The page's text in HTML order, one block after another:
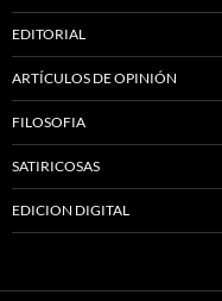
EDITORIAL
ARTÍCULOS DE OPINIÓN
FILOSOFIA
SATIRICOSAS
EDICION DIGITAL